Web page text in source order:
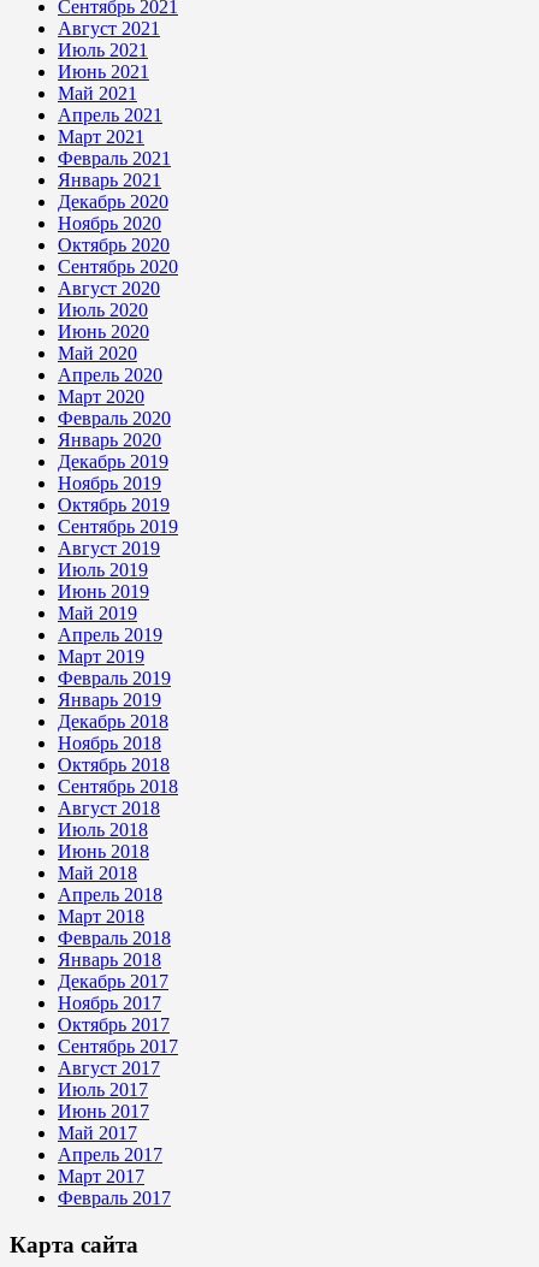
Сентябрь 2021
Август 2021
Июль 2021
Июнь 2021
Май 2021
Апрель 2021
Март 2021
Февраль 2021
Январь 2021
Декабрь 2020
Ноябрь 2020
Октябрь 2020
Сентябрь 2020
Август 2020
Июль 2020
Июнь 2020
Май 2020
Апрель 2020
Март 2020
Февраль 2020
Январь 2020
Декабрь 2019
Ноябрь 2019
Октябрь 2019
Сентябрь 2019
Август 2019
Июль 2019
Июнь 2019
Май 2019
Апрель 2019
Март 2019
Февраль 2019
Январь 2019
Декабрь 2018
Ноябрь 2018
Октябрь 2018
Сентябрь 2018
Август 2018
Июль 2018
Июнь 2018
Май 2018
Апрель 2018
Март 2018
Февраль 2018
Январь 2018
Декабрь 2017
Ноябрь 2017
Октябрь 2017
Сентябрь 2017
Август 2017
Июль 2017
Июнь 2017
Май 2017
Апрель 2017
Март 2017
Февраль 2017
Карта сайта